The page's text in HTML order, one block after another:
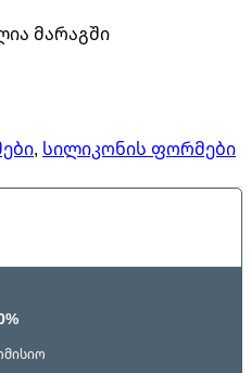
მარაგში
, სილიკონის ფორმები